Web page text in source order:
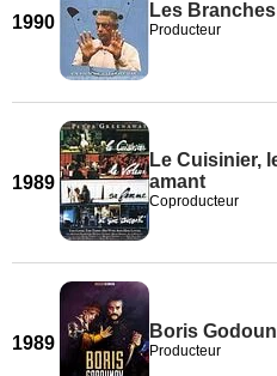
1990
Les
Producteur
1989
Le Cuisinier,
amant
Coproducteur
1989
Boris
Producteur